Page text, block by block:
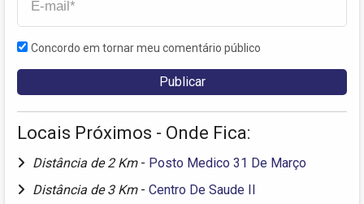
Concordo em tornar meu comentário público
Locais Próximos - Onde Fica:
Distância de 2 Km - Posto Medico 31 De Março
Distância de 3 Km - Centro De Saude II